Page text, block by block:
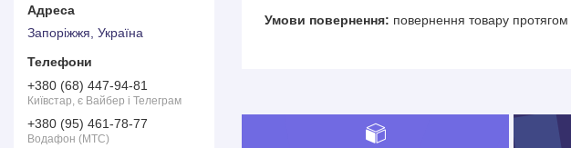
повернення товару протягом
Запоріжжя, Україна
+380 (68) 447-94-81
Київстар, є Вайбер і Телеграм
+380 (95) 461-78-77
Водафон (МТС)